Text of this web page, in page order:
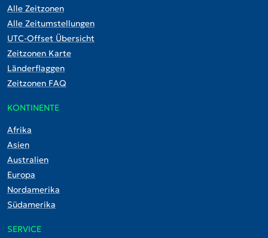
Alle Zeitzonen
Alle Zeitumstellungen
UTC-Offset Übersicht
Zeitzonen Karte
Länderflaggen
Zeitzonen FAQ
KONTINENTE
Afrika
Asien
Australien
Europa
Nordamerika
Südamerika
SERVICE